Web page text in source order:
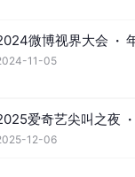
微博视界大会 ·
11-05
爱奇艺尖叫之夜 ·
12-06